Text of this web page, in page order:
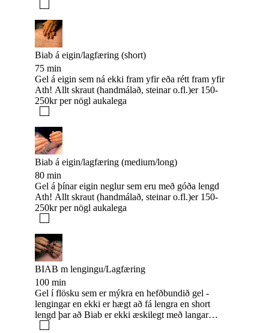
Biab á eigin/lagfæring (short)
75 min
Gel á eigin sem ná ekki fram yfir eða rétt fram yfir
Ath! Allt skraut (handmálað, steinar o.fl.)er 150-
250kr per nögl aukalega
Biab á eigin/lagfæring (medium/long)
80 min
Gel á þínar eigin neglur sem eru með góða lengd
Ath! Allt skraut (handmálað, steinar o.fl.)er 150-
250kr per nögl aukalega
BIAB m lengingu/Lagfæring
100 min
Gel í flösku sem er mýkra en hefðbundið gel -
lengingar en ekki er hægt að fá lengra en short
lengd þar að Biab er ekki æskilegt með langar